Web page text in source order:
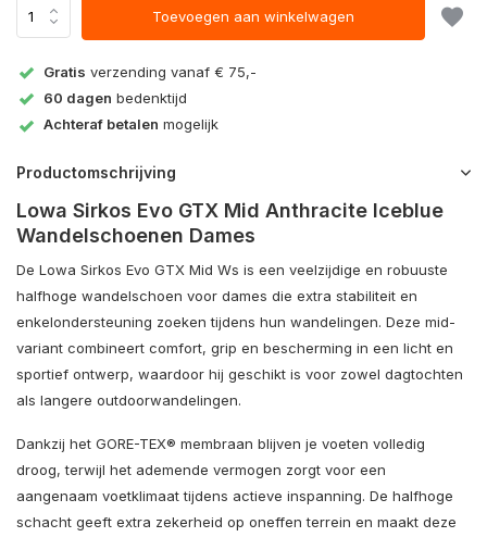
Toevoegen aan winkelwagen
Gratis verzending vanaf € 75,-
60 dagen bedenktijd
Achteraf betalen mogelijk
Productomschrijving
Lowa Sirkos Evo GTX Mid Anthracite Iceblue
Wandelschoenen Dames
De Lowa Sirkos Evo GTX Mid Ws is een veelzijdige en robuuste
halfhoge wandelschoen voor dames die extra stabiliteit en
enkelondersteuning zoeken tijdens hun wandelingen. Deze mid-
variant combineert comfort, grip en bescherming in een licht en
sportief ontwerp, waardoor hij geschikt is voor zowel dagtochten
als langere outdoorwandelingen.
Dankzij het GORE-TEX® membraan blijven je voeten volledig
droog, terwijl het ademende vermogen zorgt voor een
aangenaam voetklimaat tijdens actieve inspanning. De halfhoge
schacht geeft extra zekerheid op oneffen terrein en maakt deze